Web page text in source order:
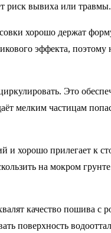
риск вывиха или травмы.
хорошо держат
эффекта,
Это
мелким частицам
и хорошо прилегает к
на мокром
качество пошива с
поверхность